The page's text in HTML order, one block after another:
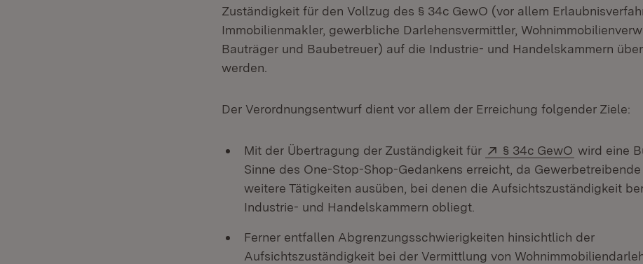
Zuständigkeit für den Vollzug des § 34c GewO (vor allem
Immobilienmakler, gewerbliche Darlehensvermittler,
Bauträger und Baubetreuer) auf die Industrie- und Handelskammern
werden.
Der Verordnungsentwurf dient vor allem der Erreichung folgender Ziele:
Mit der Übertragung der Zuständigkeit für Extern:
§ 34c GewO (Öffnet in
wird eine
Sinne des One-Stop-Shop-Gedankens erreicht, da
weitere Tätigkeiten ausüben, bei denen die Aufsichtszuständigkeit
Industrie- und Handelskammern obliegt.
Ferner entfallen Abgrenzungsschwierigkeiten hinsichtlich der
Aufsichtszuständigkeit bei der Vermittlung von